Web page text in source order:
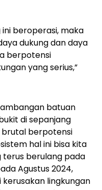
beroperasi, maka
dukung dan daya
berpotensi
yang serius,”
batuan
di sepanjang
brutal berpotensi
hal ini bisa kita
terus berulang pada
Agustus 2024,
lingkungan